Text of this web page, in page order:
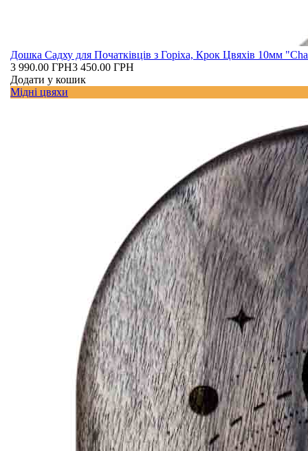
Дошка Садху для Початківців з Горіха, Крок Цвяхів 10мм
3 990.00 ГРН3 450.00 ГРН
Додати у кошик
Мідні цвяхи